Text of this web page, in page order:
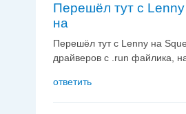
Перешёл тут с Lenny
на
Перешёл тут с Lenny на
драйверов с .run файлика,
ответить